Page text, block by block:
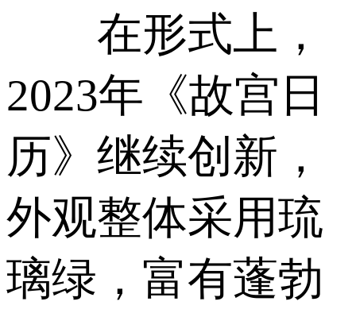
在形式上，
2023年《故宫日
历》继续创新，
外观整体采用琉
璃绿，富有蓬勃